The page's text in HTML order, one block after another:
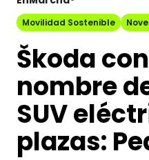
Movilidad Sostenible
Škoda
nombre
SUV
plazas: